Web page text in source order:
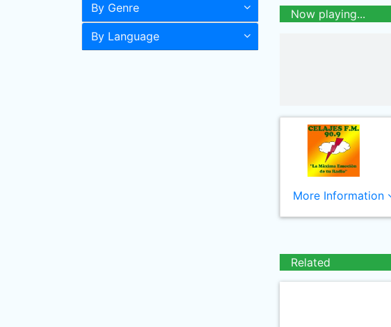
By Genre
By Language
Now playing...
More Information
Related